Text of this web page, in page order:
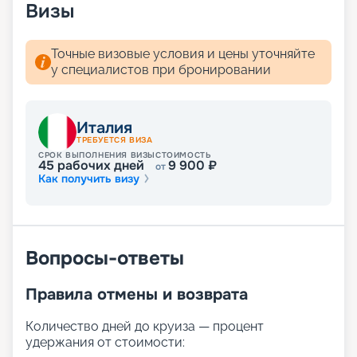
Визы
Точные визовые условия и цены уточняйте
у специалистов при бронировании
Италия
ТРЕБУЕТСЯ ВИЗА
СРОК ВЫПОЛНЕНИЯ ВИЗЫ
45 рабочих дней
СТОИМОСТЬ
от9 900 ₽
Как получить визу
Вопросы-ответы
Правила отмены и возврата
Количество дней до круиза — процент
удержания от стоимости: